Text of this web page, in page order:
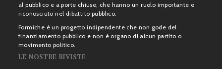
al pubblico e a porte chiuse, che hanno un ruolo importante e
riconosciuto nel dibattito pubblico.
Formiche è un progetto indipendente che non gode del
finanziamento pubblico e non è organo di alcun partito o
movimento politico.
LE NOSTRE RIVISTE